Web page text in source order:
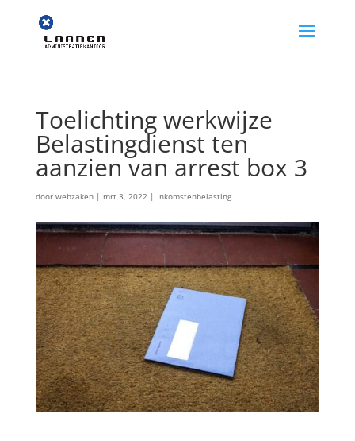
Toelichting werkwijze
Belastingdienst ten
aanzien van arrest box 3
door webzaken| mrt 3, 2022 | Inkomstenbelasting